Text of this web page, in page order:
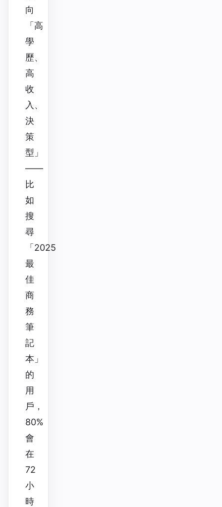
向
「高
學
歷、
高
收
入、
決
策
型」
——
比
如
搜
尋
「2025
最
佳
商
務
筆
記
本」
的
用
戶，
80%
會
在
72
小
時